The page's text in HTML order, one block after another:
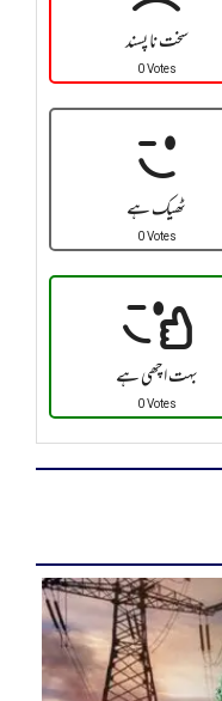
سخت نا پسند
0 Votes
ٹھیک ہے
0 Votes
بہت اچھی ہے
0 Votes